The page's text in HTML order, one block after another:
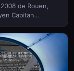
de Rouen,
Capitan